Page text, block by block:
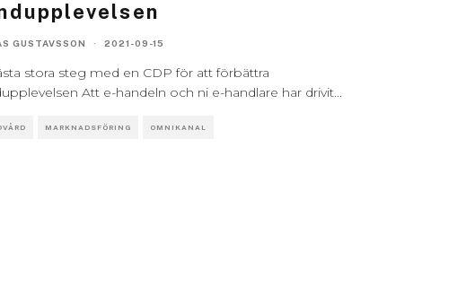
GUSTAVSSON · 2021-09-15
stora steg med en CDP för att förbättra
Att e-handeln och ni e-handlare har drivit...
MARKNADSFÖRING OMNIKANAL